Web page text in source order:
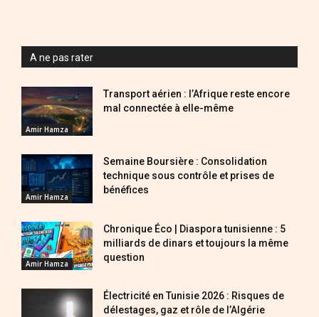
A ne pas rater
Amir Hamza
Transport aérien : l’Afrique reste encore
mal connectée à elle-même
Amir Hamza
Semaine Boursière : Consolidation
technique sous contrôle et prises de
bénéfices
Amir Hamza
Chronique Éco | Diaspora tunisienne : 5
milliards de dinars et toujours la même
question
Électricité en Tunisie 2026 : Risques de
délestages, gaz et rôle de l’Algérie